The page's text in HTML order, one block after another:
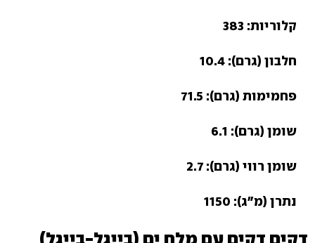
קלוריות: 383
חלבון (גרם): 10.4
פחמימות (גרם): 71.5
שומן (גרם): 6.1
שומן רווי (גרם): 2.7
נתרן (מ"ג): 1150